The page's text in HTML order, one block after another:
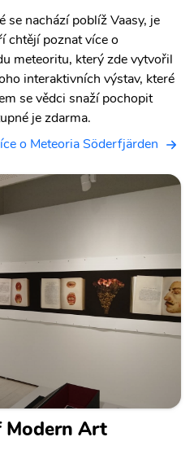
se nachází poblíž Vaasy, je
chtějí poznat více o
meteoritu, který zde vytvořil
interaktivních výstav, které
se vědci snaží pochopit
je zdarma.
o Meteoria Söderfjärden
Modern Art